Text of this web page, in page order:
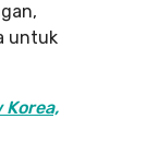
untuk
Korea,